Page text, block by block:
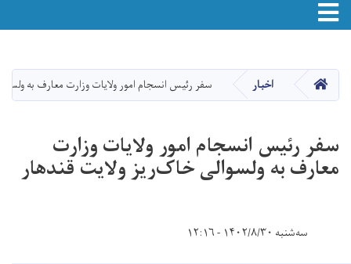
main
content
Toggle navigation
صفحه اصلیاخبار سفر رئیس انسجام امور ولایات وزارت معارف به
سفر رئیس انسجام امور ولایات وزارت
معارف به ولسوالی خاک‌ریز ولایت قندهار
سه‌شنبه ۱۴۰۲/۸/۳۰ - ۱۲:۱۶